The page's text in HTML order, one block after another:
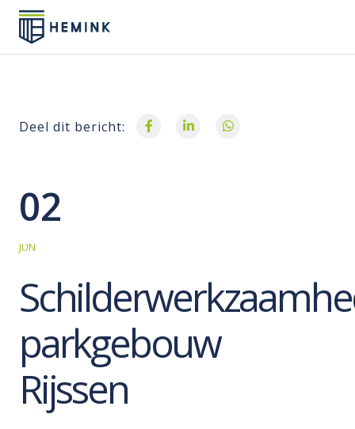
Deel dit bericht:
02
JUN
parkgebouw
Rijssen